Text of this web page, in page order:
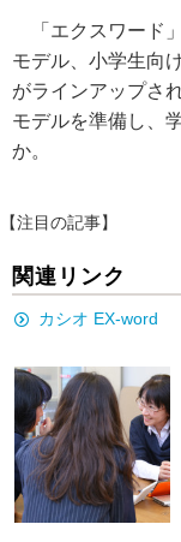
「エクスワード
モデル、小学生向
がラインアップさ
モデルを準備し、
か。
【注目の記事】
関連リンク
カシオ EX-word